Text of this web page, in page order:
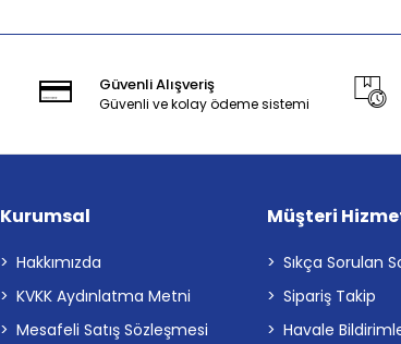
Güvenli Alışveriş
Güvenli ve kolay ödeme sistemi
Kurumsal
Hakkımızda
KVKK Aydınlatma Metni
Mesafeli Satış Sözleşmesi
Müşteri
Sıkça Sorulan
Sipariş Takip
Havale